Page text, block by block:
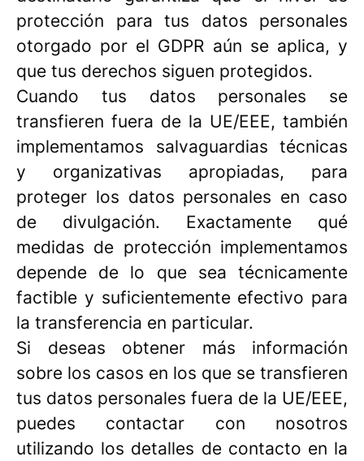
protección para tus datos personales
otorgado por el GDPR aún se aplica, y
que tus derechos siguen protegidos.
Cuando tus datos personales se
transfieren fuera de la UE/EEE, también
implementamos salvaguardias técnicas
y organizativas apropiadas, para
proteger los datos personales en caso
de divulgación. Exactamente qué
medidas de protección implementamos
depende de lo que sea técnicamente
factible y suficientemente efectivo para
la transferencia en particular.
Si deseas obtener más información
sobre los casos en los que se transfieren
tus datos personales fuera de la UE/EEE,
puedes contactar con nosotros
utilizando los detalles de contacto en la